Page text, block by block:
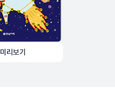
미리보기